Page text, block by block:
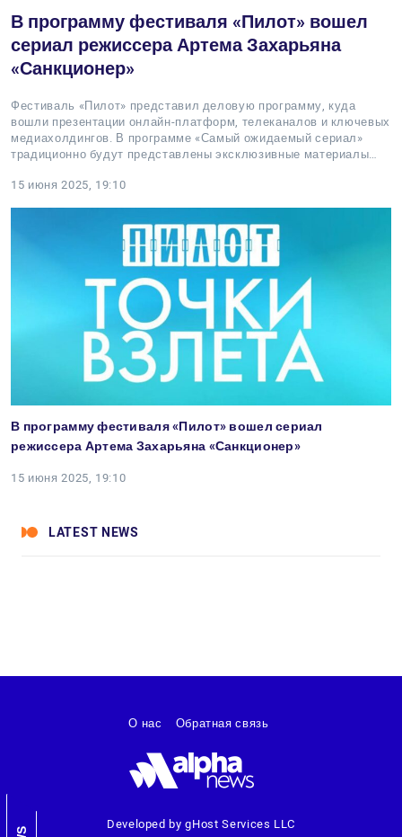
В программу фестиваля «Пилот» вошел
сериал режиссера Артема Захарьяна
«Санкционер»
Фестиваль «Пилот» представил деловую программу, куда
вошли презентации онлайн-платформ, телеканалов и ключевых
медиахолдингов. В программе «Самый ожидаемый сериал»
традиционно будут представлены эксклюзивные материалы…
15 июня 2025, 19:10
В программу фестиваля «Пилот» вошел сериал
режиссера Артема Захарьяна «Санкционер»
15 июня 2025, 19:10
LATEST NEWS
Developed by gHost Services LLC
О нас Обратная связь